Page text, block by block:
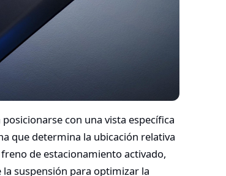
con una vista específica
que determina la ubicación relativa
de estacionamiento activado,
suspensión para optimizar la